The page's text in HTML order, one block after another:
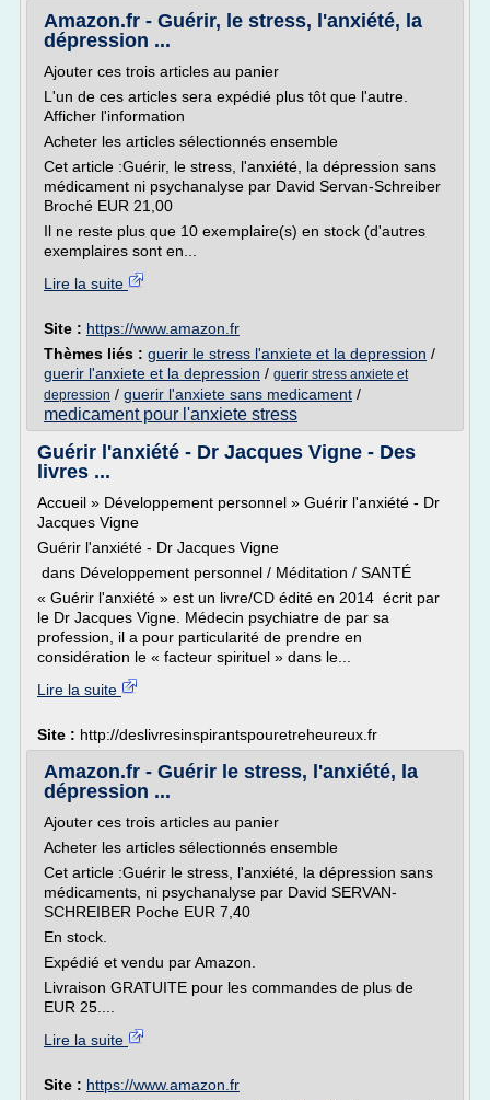
Amazon.fr - Guérir, le stress, l'anxiété, la
dépression ...
Ajouter ces trois articles au panier
L'un de ces articles sera expédié plus tôt que l'autre.
Afficher l'information
Acheter les articles sélectionnés ensemble
Cet article :Guérir, le stress, l'anxiété, la dépression sans
médicament ni psychanalyse par David Servan-Schreiber
Broché EUR 21,00
Il ne reste plus que 10 exemplaire(s) en stock (d'autres
exemplaires sont en...
Lire la suite
Site : https://www.amazon.fr
Thèmes liés : guerir le stress l'anxiete et la depression /
guerir l'anxiete et la depression / guerir stress anxiete et
depression / guerir l'anxiete sans medicament /
medicament pour l'anxiete stress
Guérir l'anxiété - Dr Jacques Vigne - Des
livres ...
Accueil » Développement personnel » Guérir l'anxiété - Dr
Jacques Vigne
Guérir l'anxiété - Dr Jacques Vigne
dans Développement personnel / Méditation / SANTÉ
« Guérir l'anxiété » est un livre/CD édité en 2014 écrit par
le Dr Jacques Vigne. Médecin psychiatre de par sa
profession, il a pour particularité de prendre en
considération le « facteur spirituel » dans le...
Lire la suite
Site : http://deslivresinspirantspouretreheureux.fr
Amazon.fr - Guérir le stress, l'anxiété, la
dépression ...
Ajouter ces trois articles au panier
Acheter les articles sélectionnés ensemble
Cet article :Guérir le stress, l'anxiété, la dépression sans
médicaments, ni psychanalyse par David SERVAN-
SCHREIBER Poche EUR 7,40
En stock.
Expédié et vendu par Amazon.
Livraison GRATUITE pour les commandes de plus de
EUR 25....
Lire la suite
Site : https://www.amazon.fr